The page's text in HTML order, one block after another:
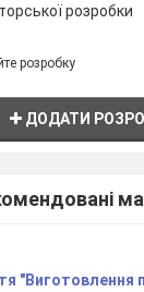
розробки
розробку
ДОДАТИ
"Виготовлення